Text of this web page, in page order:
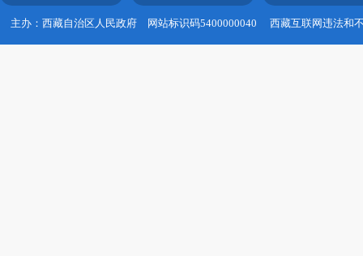
主办：西藏自治区人民政府 网站标识码5400000040 西藏互联网违法和